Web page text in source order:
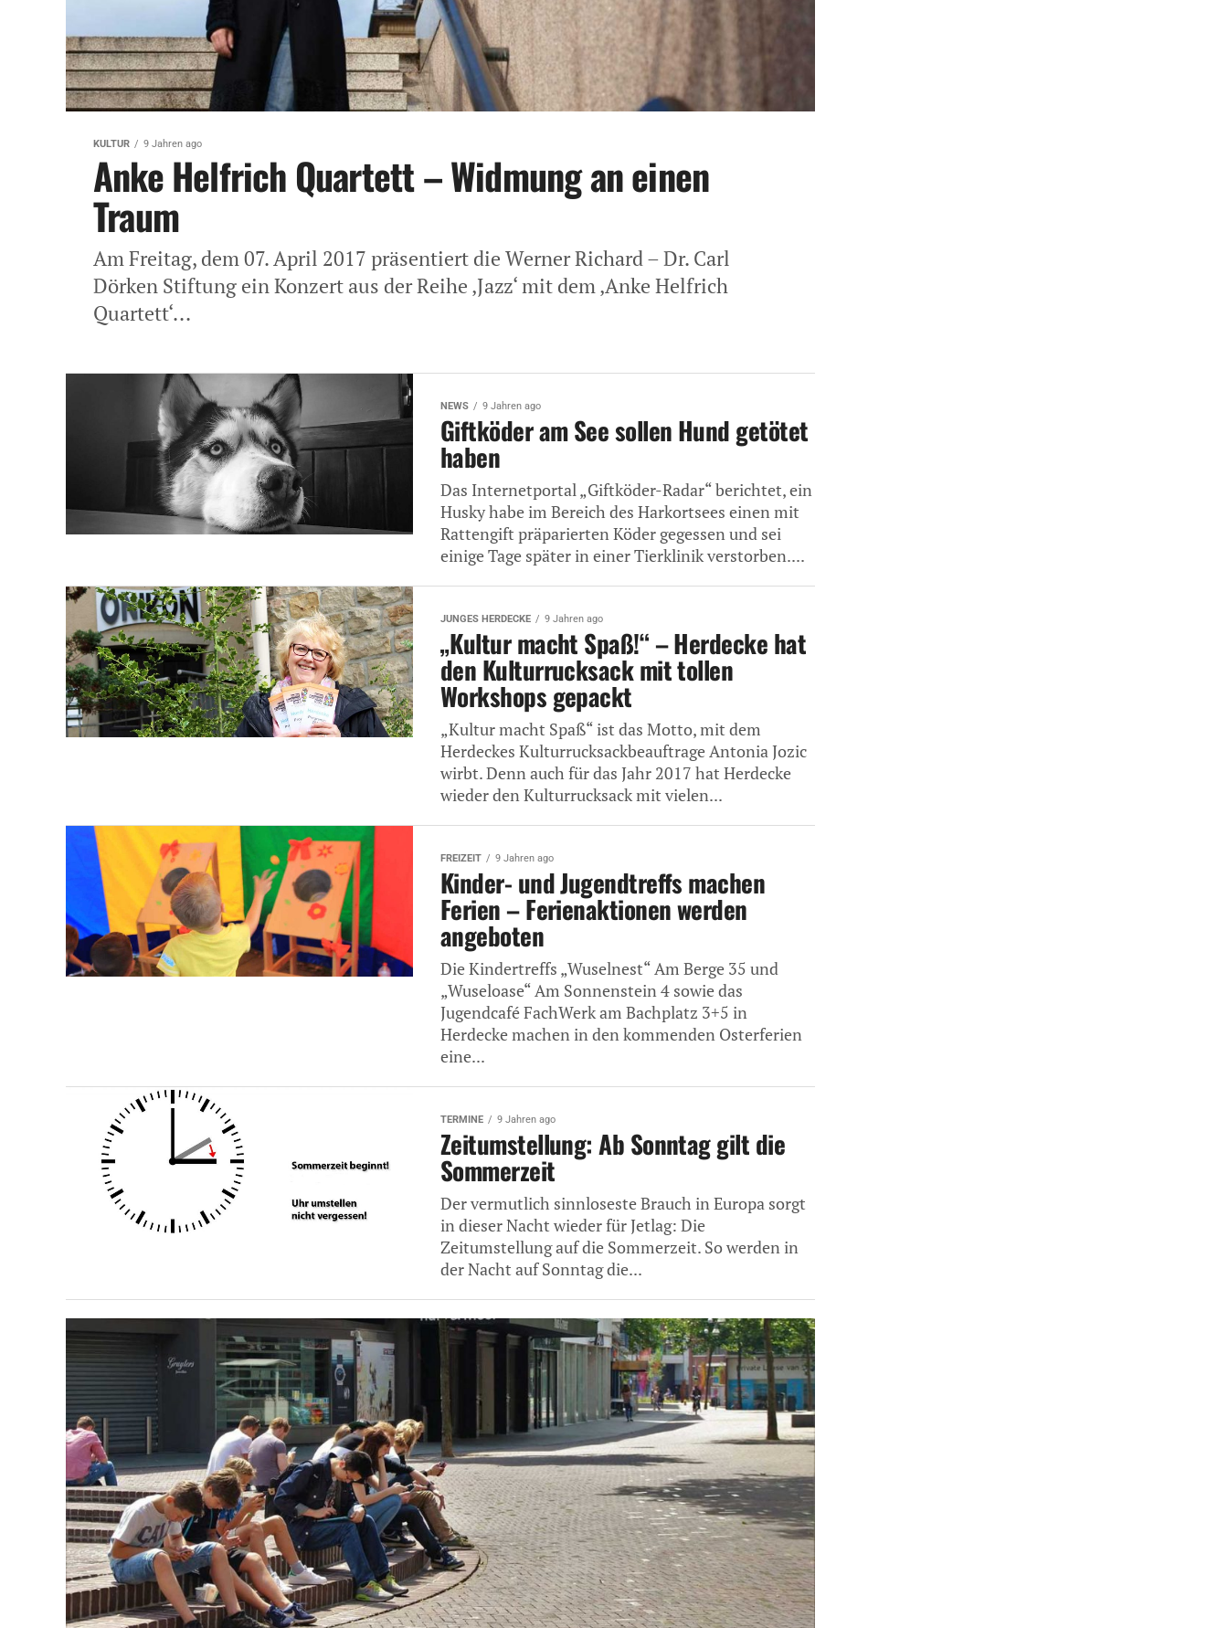
KULTUR 9 Jahren ago
Anke Helfrich Quartett – Widmung an einen
Traum
Am Freitag, dem 07. April 2017 präsentiert die Werner Richard – Dr. Carl
Dörken Stiftung ein Konzert aus der Reihe ‚Jazz‘ mit dem ‚Anke Helfrich
Quartett‘...
NEWS 9 Jahren ago
Giftköder am See sollen Hund getötet
haben
Das Internetportal „Giftköder-Radar“ berichtet, ein
Husky habe im Bereich des Harkortsees einen mit
Rattengift präparierten Köder gegessen und sei
einige Tage später in einer Tierklinik verstorben....
JUNGES HERDECKE 9 Jahren ago
„Kultur macht Spaß!“ – Herdecke hat
den Kulturrucksack mit tollen
Workshops gepackt
„Kultur macht Spaß“ ist das Motto, mit dem
Herdeckes Kulturrucksackbeauftrage Antonia Jozic
wirbt. Denn auch für das Jahr 2017 hat Herdecke
wieder den Kulturrucksack mit vielen...
FREIZEIT 9 Jahren ago
Kinder- und Jugendtreffs machen
Ferien – Ferienaktionen werden
angeboten
Die Kindertreffs „Wuselnest“ Am Berge 35 und
„Wuseloase“ Am Sonnenstein 4 sowie das
Jugendcafé FachWerk am Bachplatz 3+5 in
Herdecke machen in den kommenden Osterferien
eine...
TERMINE 9 Jahren ago
Zeitumstellung: Ab Sonntag gilt die
Sommerzeit
Der vermutlich sinnloseste Brauch in Europa sorgt
in dieser Nacht wieder für Jetlag: Die
Zeitumstellung auf die Sommerzeit. So werden in
der Nacht auf Sonntag die...